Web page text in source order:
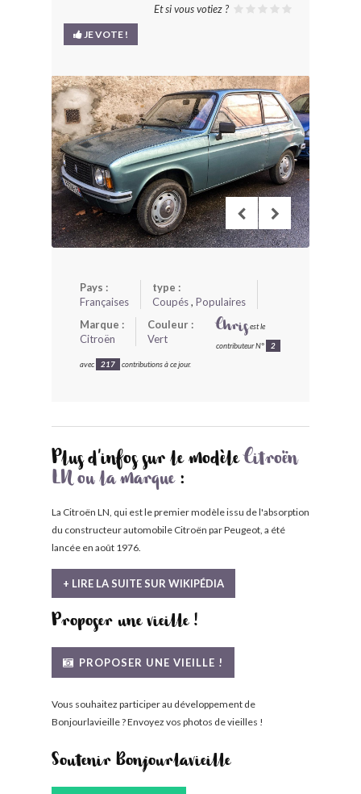
LE BLOG
BONJOURLAVIEILLE ?
MODÈLES ET MARQUES
COMMENT FONCTIONNE BLV ?
Et si vous votiez ?
JE VOTE !
Pays :
Françaises
type :
Coupés, Populaires
Marque :
Citroën
Couleur :
Vert
Chrisest le
contributeur N° 2
avec 217 contributions à ce jour.
Plus d'infos sur le modèleCitroën
LN ou la marque:
La Citroën LN, qui est le premier modèle issu de l'absorption
du constructeur automobile Citroën par Peugeot, a été
lancée en août 1976.
+ LIRE LA SUITE SUR WIKIPÉDIA
Proposer une vieille !
PROPOSER UNE VIEILLE !
Vous souhaitez participer au développement de
Bonjourlavieille ? Envoyez vos photos de vieilles !
Soutenir Bonjourlavieille